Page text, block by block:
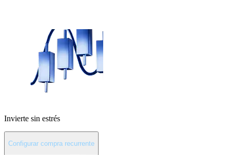
Invierte sin estrés
Configurar compra recurrente